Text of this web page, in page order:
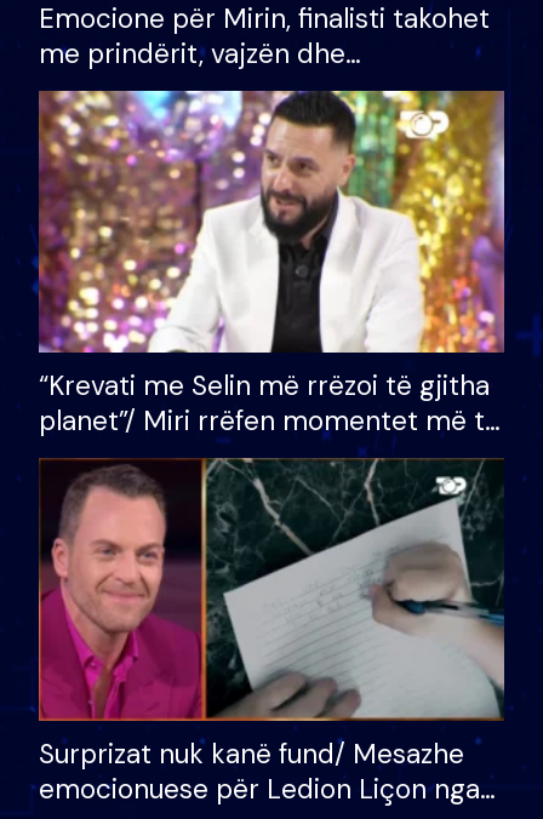
Emocione për Mirin, finalisti takohet
me prindërit, vajzën dhe
bashkëshorten: S’kemi ndonjë letër
divorci apo jo?
“Krevati me Selin më rrëzoi të gjitha
planet”/ Miri rrëfen momentet më të
bukura në shtëpinë e BB VIP: Do më
mungojë zilja e mëngjesit kur…
Surprizat nuk kanë fund/ Mesazhe
emocionuese për Ledion Liçon nga